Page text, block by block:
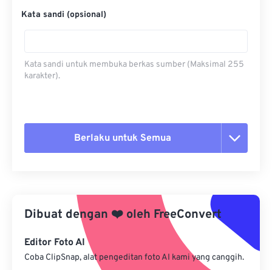
Kata sandi (opsional)
Kata sandi untuk membuka berkas sumber (Maksimal 255
karakter).
Berlaku untuk Semua
Terapkan dari Preset
Simpan sebagai Preset
Dibuat dengan ❤️ oleh FreeConvert
Editor Foto AI
Coba ClipSnap, alat pengeditan foto AI kami yang canggih.